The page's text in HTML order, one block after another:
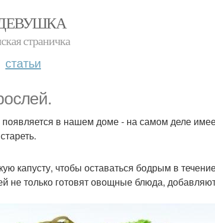
страничка
статьи
появляется в нашем доме - на самом деле
капусту, чтобы оставаться бодрым в
не только готовят овощные блюда,